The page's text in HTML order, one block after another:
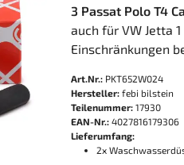
3 Passat Polo T4
auch für VW Jetta
Einschränkungen
Art.Nr.: PKT652W024
Hersteller: febi bilstein
Teilenummer: 17930
EAN-Nr.: 4027816179306
Lieferumfang:
2x